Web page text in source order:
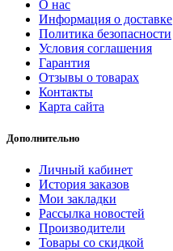
О нас
Информация о доставке
Политика безопасности
Условия соглашения
Гарантия
Отзывы о товарах
Контакты
Карта сайта
Дополнительно
Личный кабинет
История заказов
Мои закладки
Рассылка новостей
Производители
Товары со скидкой